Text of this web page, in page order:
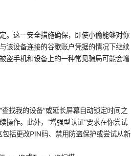
。这一安全措施确保，即使小偷能够对你
该设备连接的谷歌账户凭据的情况下继续
盗手机和设备上的一种常见骗局可能会增
找我的设备”或延长屏幕自动锁定时间之
作。此外，“增强型认证”要求在你尝试
括更改PIN码、禁用防盗保护或尝试从新